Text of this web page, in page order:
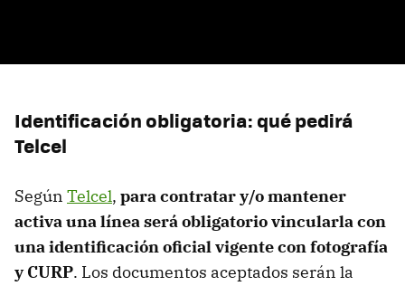
Identificación obligatoria: qué pedirá
Telcel
Según Telcel, para contratar y/o mantener
activa una línea será obligatorio vincularla con
una identificación oficial vigente con fotografía
y CURP. Los documentos aceptados serán la